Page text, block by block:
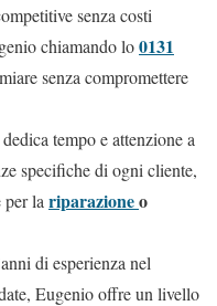
senza costi
chiamando lo0131
senza compromettere
tempo e attenzione a
specifiche di ogni cliente,
la riparazioneo
di esperienza nel
Eugenio offre un livello